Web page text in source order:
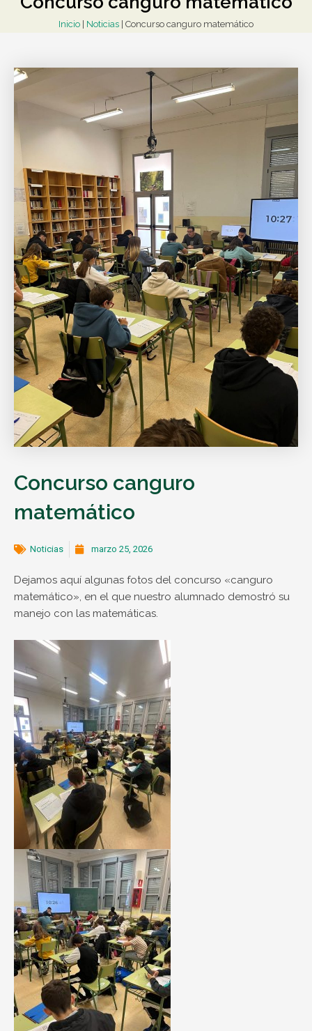
Inicio Noticias Concurso canguro matemático
Concurso canguro
matemático
Noticias marzo 25, 2026
Dejamos aquí algunas fotos del concurso «canguro
matemático», en el que nuestro alumnado demostró su
manejo con las matemáticas.